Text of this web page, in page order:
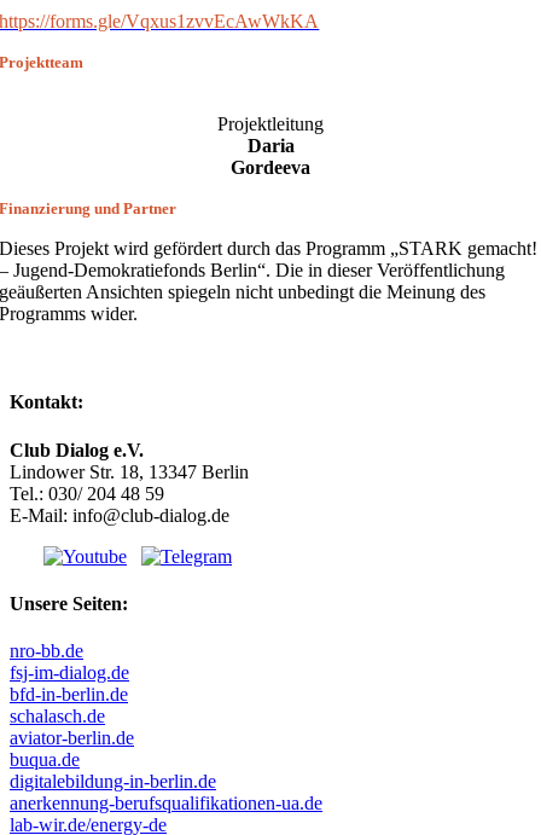
https://forms.gle/Vqxus1zvvEcAwWkKA
Projektteam
Projektleitung
Daria
Gordeeva
Finanzierung und Partner
Dieses Projekt wird gefördert durch das Programm „STARK gemacht!
– Jugend-Demokratiefonds Berlin“. Die in dieser Veröffentlichung
geäußerten Ansichten spiegeln nicht unbedingt die Meinung des
Programms wider.
Kontakt:
Club Dialog e.V.
Lindower Str. 18, 13347 Berlin
Tel.: 030/ 204 48 59
E-Mail: info@club-dialog.de
Unsere Seiten:
nro-bb.de
fsj-im-dialog.de
bfd-in-berlin.de
schalasch.de
aviator-berlin.de
buqua.de
digitalebildung-in-berlin.de
anerkennung-berufsqualifikationen-ua.de
lab-wir.de/energy-de